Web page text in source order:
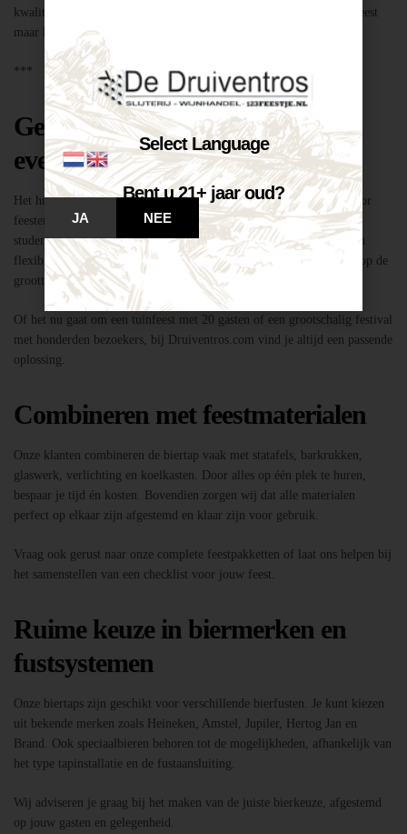
kwaliteit en service van Slijterij Breda “de Druiventros”. Laat het feest
maar komen!
***
Geschikt voor elk type feest of
evenement
Het huren van een biertap in locatie Breda is niet alleen geschikt voor
feesten thuis, maar ook voor bedrijfsevenementen, buurtfeesten,
studentenfeestjes en verenigingsactiviteiten. Dankzij de mobiliteit en
flexibiliteit van onze tapinstallaties kunnen we moeiteloos inspelen op de
grootte en aard van elk evenement.
Of het nu gaat om een tuinfeest met 20 gasten of een grootschalig festival
met honderden bezoekers, bij Druiventros.com vind je altijd een passende
oplossing.
Combineren met feestmaterialen
Onze klanten combineren de biertap vaak met statafels, barkrukken,
glaswerk, verlichting en koelkasten. Door alles op één plek te huren,
bespaar je tijd én kosten. Bovendien zorgen wij dat alle materialen
perfect op elkaar zijn afgestemd en klaar zijn voor gebruik.
Vraag ook gerust naar onze complete feestpakketten of laat ons helpen bij
het samenstellen van een checklist voor jouw feest.
Ruime keuze in biermerken en
fustsystemen
Onze biertaps zijn geschikt voor verschillende bierfusten. Je kunt kiezen
uit bekende merken zoals Heineken, Amstel, Jupiler, Hertog Jan en
Brand. Ook speciaalbieren behoren tot de mogelijkheden, afhankelijk van
het type tapinstallatie en de fustaansluiting.
Wij adviseren je graag bij het maken van de juiste bierkeuze, afgestemd
op jouw gasten en gelegenheid.
Select Language
Bent u 21+ jaar oud?
JA NEE